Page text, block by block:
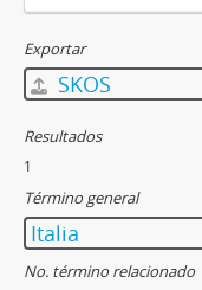
Exportar
SKOS
Resultados
1
Término general
Italia
No. término relacionado